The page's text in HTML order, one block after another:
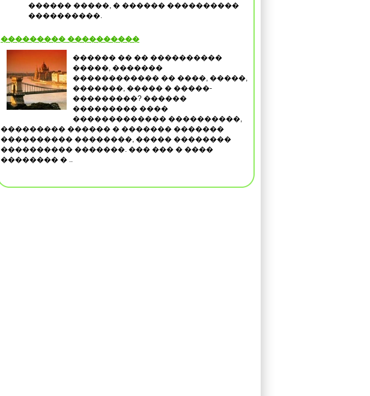
������ �����, � ������ ����������
����������.
��������� ����������
������ �� �� ����������
�����, �������
������������ �� ����, �����,
�������, ����� � �����-
���������? ������
��������� ����
������������� ����������,
��������� ������ � ������� �������
���������� ��������, ����� ��������
���������� �������. ��� ��� � ����
�������� � ..